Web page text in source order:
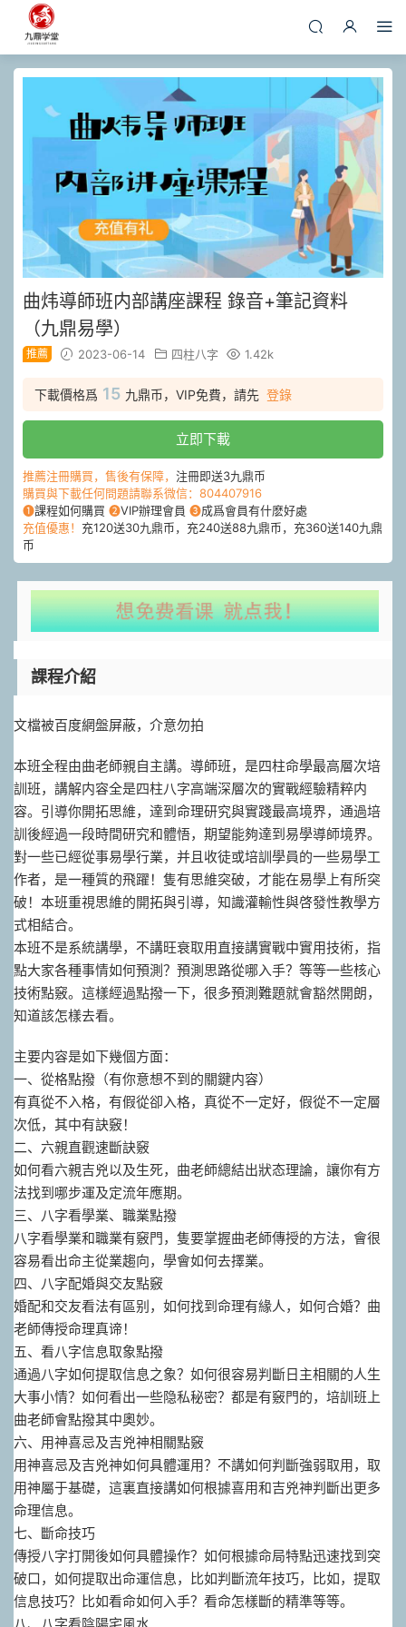
曲炜導師班内部講座課程 錄音+筆記資料
（九鼎易學）
推薦 2023-06-14 四柱八字 1.42k
下載價格爲 15 九鼎币，VIP免費，請先 登錄
立即下載
推薦注冊購買，售後有保障， 注冊即送3九鼎币
購買與下載任何問題請聯系微信：804407916
❶課程如何購買 ❷VIP辦理會員 ❸成爲會員有什麽好處
充值優惠！ 充120送30九鼎币，充240送88九鼎币，充360送140九鼎
币
課程介紹
文檔被百度網盤屏蔽，介意勿拍
本班全程由曲老師親自主講。導師班，是四柱命學最高層次培
訓班，講解内容全是四柱八字高端深層次的實戰經驗精粹内
容。引導你開拓思維，達到命理研究與實踐最高境界，通過培
訓後經過一段時間研究和體悟，期望能夠達到易學導師境界。
對一些已經從事易學行業，并且收徒或培訓學員的一些易學工
作者，是一種質的飛躍！隻有思維突破，才能在易學上有所突
破！本班重視思維的開拓與引導，知識灌輸性與啓發性教學方
式相結合。
本班不是系統講學，不講旺衰取用直接講實戰中實用技術，指
點大家各種事情如何預測？預測思路從哪入手？等等一些核心
技術點竅。這樣經過點撥一下，很多預測難題就會豁然開朗，
知道該怎樣去看。
主要内容是如下幾個方面：
一、從格點撥（有你意想不到的關鍵内容）
有真從不入格，有假從卻入格，真從不一定好，假從不一定層
次低，其中有訣竅！
二、六親直觀速斷訣竅
如何看六親吉兇以及生死，曲老師總結出狀态理論，讓你有方
法找到哪步運及定流年應期。
三、八字看學業、職業點撥
八字看學業和職業有竅門，隻要掌握曲老師傳授的方法，會很
容易看出命主從業趨向，學會如何去擇業。
四、八字配婚與交友點竅
婚配和交友看法有區别，如何找到命理有緣人，如何合婚？曲
老師傳授命理真谛！
五、看八字信息取象點撥
通過八字如何提取信息之象？如何很容易判斷日主相關的人生
大事小情？如何看出一些隐私秘密？都是有竅門的，培訓班上
曲老師會點撥其中奧妙。
六、用神喜忌及吉兇神相關點竅
用神喜忌及吉兇神如何具體運用？不講如何判斷強弱取用，取
用神屬于基礎，這裏直接講如何根據喜用和吉兇神判斷出更多
命理信息。
七、斷命技巧
傳授八字打開後如何具體操作？如何根據命局特點迅速找到突
破口，如何提取出命運信息，比如判斷流年技巧，比如，提取
信息技巧？比如看命如何入手？看命怎樣斷的精準等等。